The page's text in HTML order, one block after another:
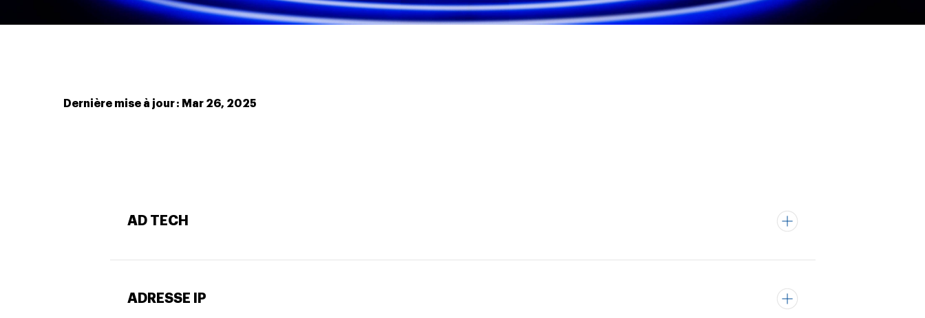
Dernière mise à jour : Mar 26, 2025
AD TECH
ADRESSE IP